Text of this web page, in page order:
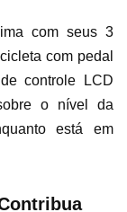
com seus 3
com pedal
controle LCD
o nível da
está em